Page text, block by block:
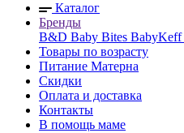
Каталог
Бренды
B&D Baby Bites BabyKeff
Товары по возрасту
Питание Матерна
Скидки
Оплата и доставка
Контакты
В помощь маме